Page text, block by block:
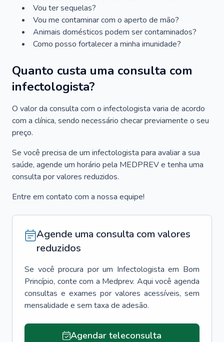
Vou ter sequelas?
Vou me contaminar com o aperto de mão?
Animais domésticos podem ser contaminados?
Como posso fortalecer a minha imunidade?
Quanto custa uma consulta com
infectologista?
O valor da consulta com o infectologista varia de acordo
com a clínica, sendo necessário checar previamente o seu
preço.
Se você precisa de um infectologista para avaliar a sua
saúde, agende um horário pela MEDPREV e tenha uma
consulta por valores reduzidos.
Entre em contato com a nossa equipe!
Agende uma consulta com valores
reduzidos
Se você procura por um Infectologista em Bom
Princípio, conte com a Medprev. Aqui você agenda
consultas e exames por valores acessíveis, sem
mensalidade e sem taxa de adesão.
Agendar teleconsulta